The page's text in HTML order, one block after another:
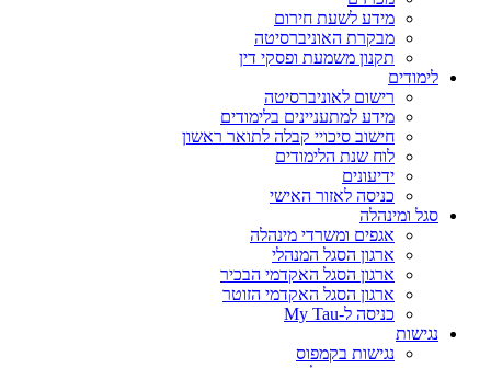
מידע לשעת חירום
מבקרת האוניברסיטה
תקנון משמעת ופסקי דין
לימודים
רישום לאוניברסיטה
מידע למתעניינים בלימודים
חישוב סיכויי קבלה לתואר ראשון
לוח שנת הלימודים
ידיעונים
כניסה לאזור האישי
סגל ומינהלה
אגפים ומשרדי מינהלה
ארגון הסגל המנהלי
ארגון הסגל האקדמי הבכיר
ארגון הסגל האקדמי הזוטר
כניסה ל-My Tau
נגישות
נגישות בקמפוס